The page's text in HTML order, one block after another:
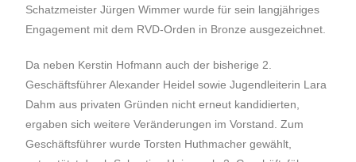
Schatzmeister Jürgen Wimmer wurde für sein langjähriges
Engagement mit dem RVD-Orden in Bronze ausgezeichnet.
Da neben Kerstin Hofmann auch der bisherige 2.
Geschäftsführer Alexander Heidel sowie Jugendleiterin Lara
Dahm aus privaten Gründen nicht erneut kandidierten,
ergaben sich weitere Veränderungen im Vorstand. Zum
Geschäftsführer wurde Torsten Huthmacher gewählt,